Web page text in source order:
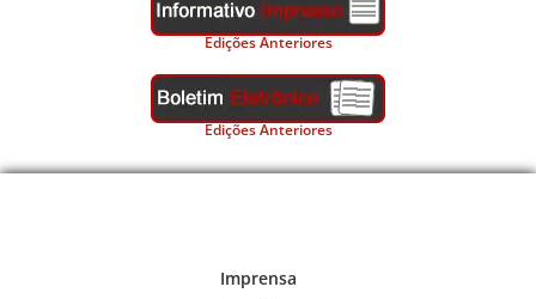
Edições Anteriores
Edições Anteriores
Imprensa